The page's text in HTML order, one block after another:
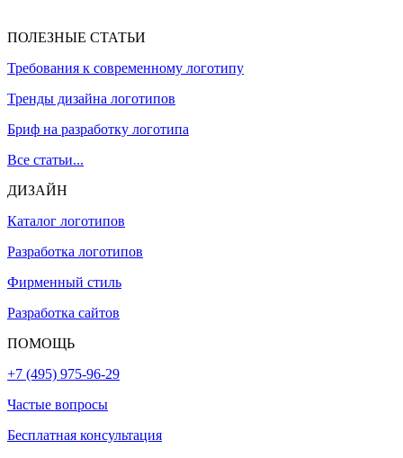
ПОЛЕЗНЫЕ СТАТЬИ
Требования к современному логотипу
Тренды дизайна логотипов
Бриф на разработку логотипа
Все статьи...
ДИЗАЙН
Каталог логотипов
Разработка логотипов
Фирменный стиль
Разработка сайтов
ПОМОЩЬ
+7 (495) 975-96-29
Частые вопросы
Бесплатная консультация